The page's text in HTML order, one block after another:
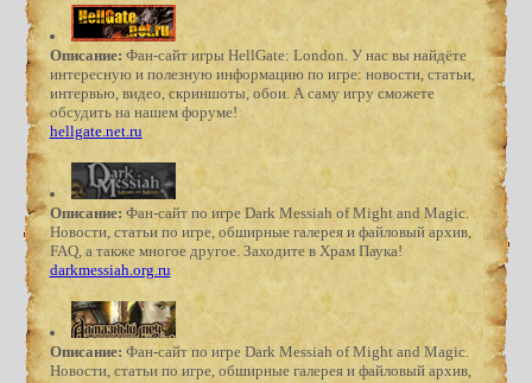
Описание: Фан-сайт игры HellGate: London. У нас вы найдёте
интересную и полезную информацию по игре: новости, статьи,
интервью, видео, скриншоты, обои. А саму игру сможете
обсудить на нашем форуме!
hellgate.net.ru
Описание: Фан-сайт по игре Dark Messiah of Might and Magic.
Новости, статьи по игре, обширные галерея и файловый архив,
FAQ, а также многое другое. Заходите в Храм Паука!
darkmessiah.org.ru
Описание:Фан-сайт по игре Dark Messiah of Might and Magic.
Новости, статьи по игре, обширные галерея и файловый архив,